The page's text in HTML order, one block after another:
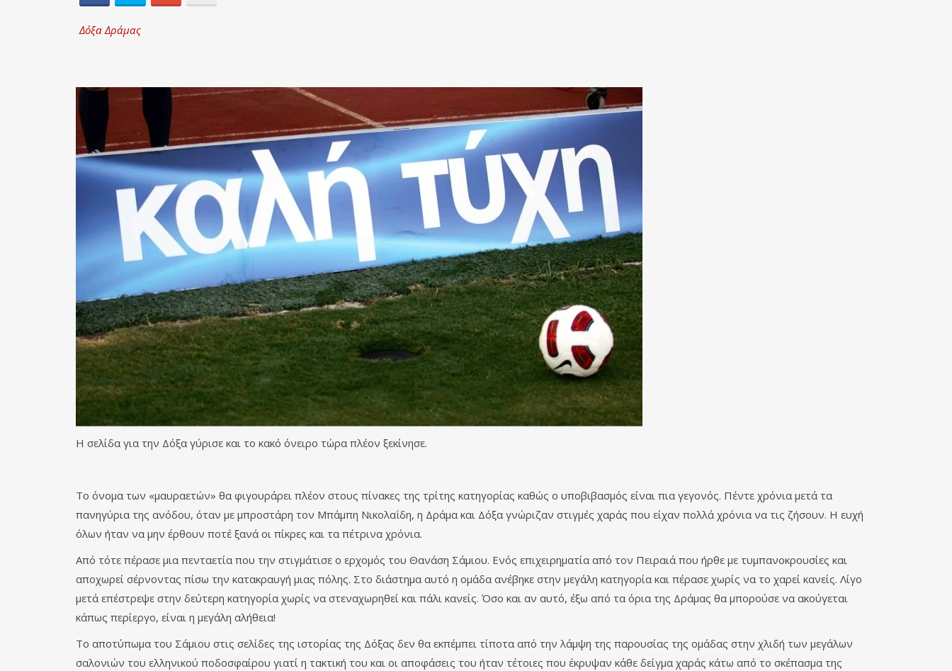
Δόξα Δράμας
Η σελίδα για την Δόξα γύρισε και το κακό όνειρο τώρα πλέον ξεκίνησε.
Το όνομα των «μαυραετών» θα φιγουράρει πλέον στους πίνακες της τρίτης κατηγορίας καθώς ο υποβιβασμός είναι πια γεγονός. Πέντε χρόνια μετά τα
πανηγύρια της ανόδου, όταν με μπροστάρη τον Μπάμπη Νικολαΐδη, η Δράμα και Δόξα γνώριζαν στιγμές χαράς που είχαν πολλά χρόνια να τις ζήσουν. Η ευχή
όλων ήταν να μην έρθουν ποτέ ξανά οι πίκρες και τα πέτρινα χρόνια.
Από τότε πέρασε μια πενταετία που την στιγμάτισε ο ερχομός του Θανάση Σάμιου. Ενός επιχειρηματία από τον Πειραιά που ήρθε με τυμπανοκρουσίες και
αποχωρεί σέρνοντας πίσω την κατακραυγή μιας πόλης. Στο διάστημα αυτό η ομάδα ανέβηκε στην μεγάλη κατηγορία και πέρασε χωρίς να το χαρεί κανείς. Λίγο
μετά επέστρεψε στην δεύτερη κατηγορία χωρίς να στεναχωρηθεί και πάλι κανείς. Όσο και αν αυτό, έξω από τα όρια της Δράμας θα μπορούσε να ακούγεται
κάπως περίεργο, είναι η μεγάλη αλήθεια!
Το αποτύπωμα του Σάμιου στις σελίδες της ιστορίας της Δόξας δεν θα εκπέμπει τίποτα από την λάμψη της παρουσίας της ομάδας στην χλιδή των μεγάλων
σαλονιών του ελληνικού ποδοσφαίρου γιατί η τακτική του και οι αποφάσεις του ήταν τέτοιες που έκρυψαν κάθε δείγμα χαράς κάτω από το σκέπασμα της